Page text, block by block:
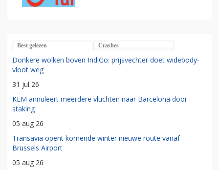
Best gelezen Crashes
Donkere wolken boven IndiGo: prijsvechter doet widebody-
vloot weg
31 jul 26
KLM annuleert meerdere vluchten naar Barcelona door
staking
05 aug 26
Transavia opent komende winter nieuwe route vanaf
Brussels Airport
05 aug 26